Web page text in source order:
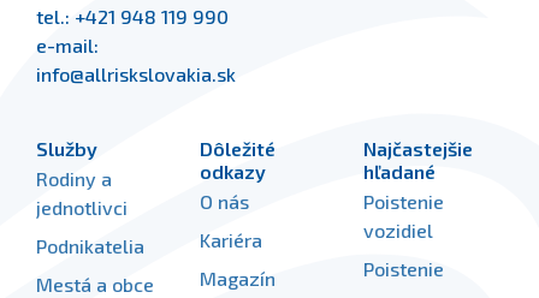
tel.: +421 948 119 990
e-mail:
info@allriskslovakia.sk
Služby
Rodiny a
jednotlivci
Podnikatelia
Mestá a obce
Dôležité
odkazy
O nás
Kariéra
Magazín
Najčastejšie
hľadané
Poistenie
vozidiel
Poistenie